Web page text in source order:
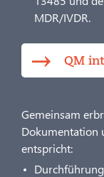
MDR/IVDR.
QM
Gemeinsam
Dokumentation
entspricht: